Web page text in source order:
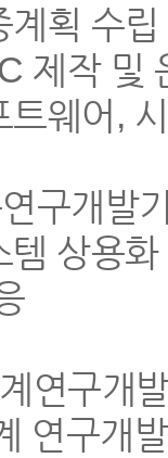
계획 수
제작 및
트웨어,
구개발
템 상용
연구개
연구개